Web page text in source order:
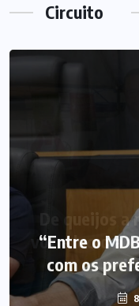
Circuito
“Entre o
com os